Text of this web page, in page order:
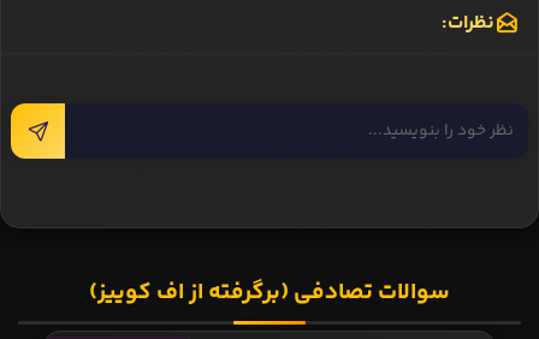
نظرات:
سوالات تصادفی (برگرفته از اف کوییز)